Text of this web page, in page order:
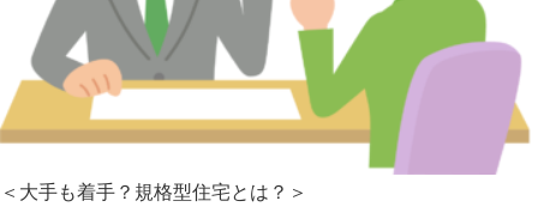
＜大手も着手？規格型住宅とは？＞